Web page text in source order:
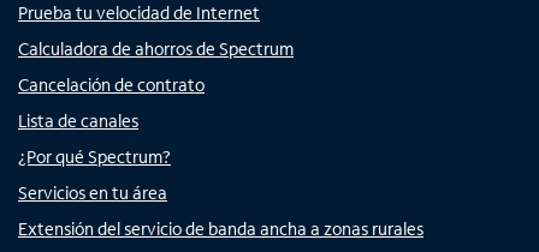
Prueba tu velocidad de Internet
Calculadora de ahorros de Spectrum
Cancelación de contrato
Lista de canales
¿Por qué Spectrum?
Servicios en tu área
Extensión del servicio de banda ancha a zonas rurales